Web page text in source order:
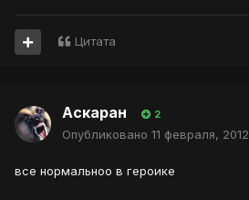
Цитата
Аскаран 2
Опубликовано 11 февраля, 2012
все нормальноо в героике